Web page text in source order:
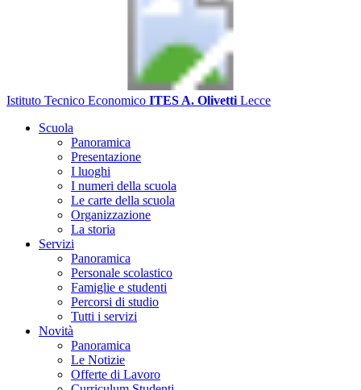
Istituto Tecnico Economico ITES A. Olivetti Lecce
Scuola
Panoramica
Presentazione
I luoghi
I numeri della scuola
Le carte della scuola
Organizzazione
La storia
Servizi
Panoramica
Personale scolastico
Famiglie e studenti
Percorsi di studio
Tutti i servizi
Novità
Panoramica
Le Notizie
Offerte di Lavoro